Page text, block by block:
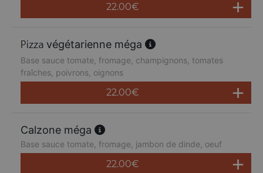
22.00€
végétarienne méga
Base sauce tomate, fromage, champignons, tomates
fraîches, poivrons, oignons
22.00€
Calzone méga
Base sauce tomate, fromage, jambon de dinde, oeuf
22.00€